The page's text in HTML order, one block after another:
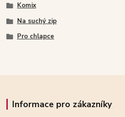
Komix
Na suchý zip
Pro chlapce
Informace pro zákazníky